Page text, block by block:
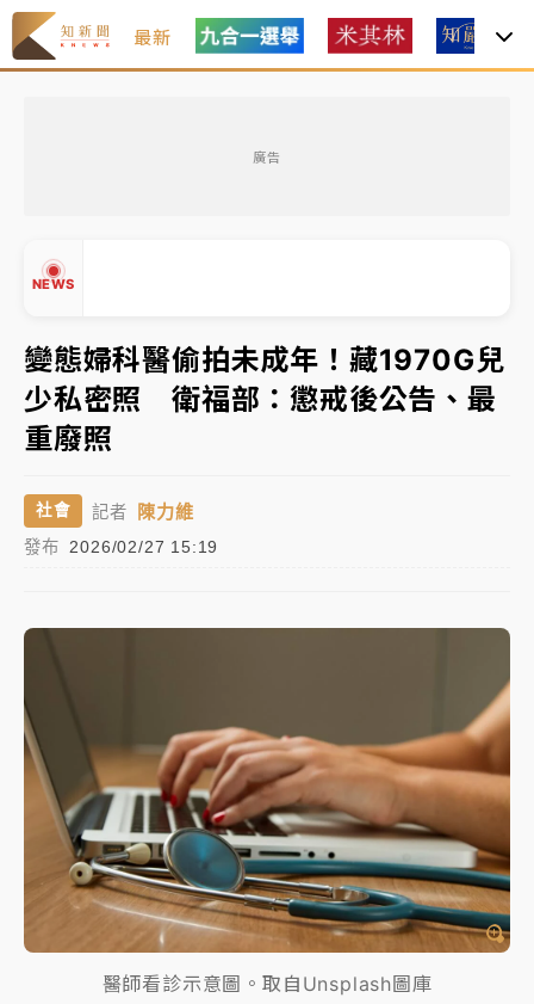
最新
廣告
NEWS
「白海豚」雨炸新北！通報109件災情 侯友宜揭這類災
損最多
白海豚挾豪雨狂炸新北！時雨量破百毫米 水塔、雨棚
砸落毀車
最好玩的父親節！「爸氣集合」出發工程冒險島 邀社
福孩童齊暢玩
強風長浪襲馬祖！「白海豚」逼近劃設警戒區 違規戲
水觀浪恐重罰失血
韓股最壞時期已過？大摩估去槓桿完成逾半 波動率降
至2個月低
「白海豚」雨炸新北！通報109件災情 侯友宜揭這類災
損最多
白海豚挾豪雨狂炸新北！時雨量破百毫米 水塔、雨棚
砸落毀車
最好玩的父親節！「爸氣集合」出發工程冒險島 邀社
福孩童齊暢玩
▼
變態婦科醫偷拍未成年！藏1970G兒
少私密照 衛福部：懲戒後公告、最
重廢照
社會 記者 陳力維
發布 2026/02/27 15:19
醫師看診示意圖。取自Unsplash圖庫